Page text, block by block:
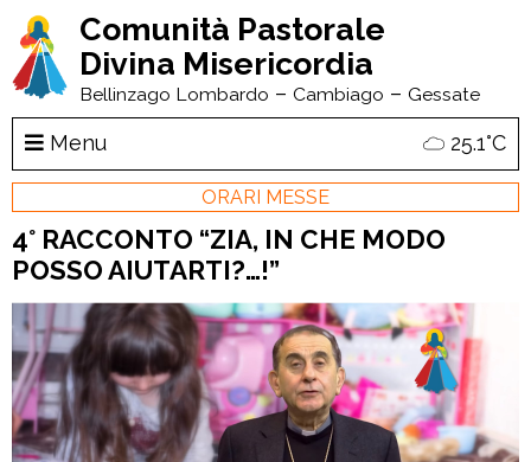
Comunità Pastorale
Divina Misericordia
Bellinzago Lombardo – Cambiago – Gessate
Menu 25.1°C
ORARI MESSE
4° RACCONTO “ZIA, IN CHE MODO
POSSO AIUTARTI?…!”